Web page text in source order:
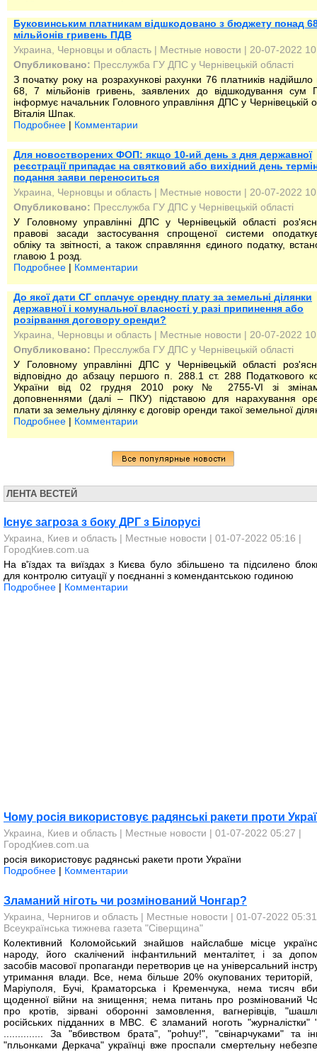
Буковинським платникам відшкодовано з бюджету понад
мільйонів гривень ПДВ
Украина, Черновцы и область | Местные новости | 20-07-2022
Опубликовано: Пресслужба ГУ ДПС у Чернівецькій області
З початку року на розрахункові рахунки 76 платників
68, 7 мільйонів гривень, заявлених до відшкодування
інформує начальник Головного управління ДПС у Чернівецькій
Віталія Шпак.
Подробнее | Комментарии
Для новостворених ФОП: якщо 10-ий день з дня державної
реєстрації припадає на святковий або вихідний день
подання заяви переноситься
Украина, Черновцы и область | Местные новости | 20-07-2022
Опубликовано: Пресслужба ГУ ДПС у Чернівецькій області
У Головному управлінні ДПС у Чернівецькій області
правові засади застосування спрощеної системи
обліку та звітності, а також справляння єдиного податку,
главою 1 розд.
Подробнее | Комментарии
До якої дати СГ сплачує орендну плату за земельні ділянки
державної і комунальної власності у разі припинення або
розірвання договору оренди?
Украина, Черновцы и область | Местные новости | 20-07-2022
Опубликовано: Пресслужба ГУ ДПС у Чернівецькій області
У Головному управлінні ДПС у Чернівецькій області
відповідно до абзацу першого п. 288.1 ст. 288 Податкового
України від 02 грудня 2010 року № 2755-VI зі
доповненнями (далі – ПКУ) підставою для нарахування
плати за земельну ділянку є договір оренди такої земельної
Подробнее | Комментарии
ЛЕНТА ВЕСТЕЙ
Існує загроза з боку ДРГ з Білорусі
Украина, Киев и область | Местные новости | 01-07-2022 05:16 |
ГородКиев.com.ua
На в'їздах та виїздах з Києва було збільшено та підсилено
для контролю ситуації у поєднанні з комендантською годиною
Подробнее | Комментарии
Чому росія використовує радянські ракети проти
Украина, Киев и область | Местные новости | 01-07-2022 05:27 |
ГородКиев.com.ua
росія використовує радянські ракети проти України
Подробнее | Комментарии
Зламаний ніготь чи розмінований Чонгар?
Украина, Чернигов и область | Местные новости | 01-07-2022
Всеукраїнська тижнева газета "Сіверщина"
Колективний Коломойський знайшов найслабше місце
народу, його скалічений інфантильний менталітет, і за
засобів масової пропаганди перетворив це на універсальний
утримання влади. Все, нема більше 20% окупованих
Маріуполя, Бучі, Краматорська і Кременчука, нема тисяч
щоденної війни на знищення; нема питань про розмінований
про кротів, зірвані оборонні замовлення, вагнерівців,
російських підданних в МВС. Є зламаний ноготь "журналістки"
.............. За "вбивством брата", "роhuy!", "cвінарчуками" та
"пльонками Деркача" українці вже проспали смертельну